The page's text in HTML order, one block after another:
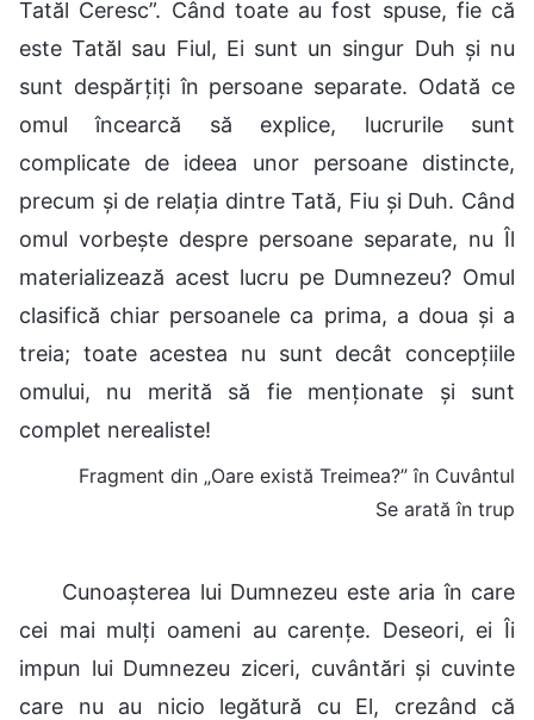
Tatăl Ceresc”. Când toate au fost spuse, fie că
este Tatăl sau Fiul, Ei sunt un singur Duh și nu
sunt despărțiți în persoane separate. Odată ce
omul încearcă să explice, lucrurile sunt
complicate de ideea unor persoane distincte,
precum și de relația dintre Tată, Fiu și Duh. Când
omul vorbește despre persoane separate, nu Îl
materializează acest lucru pe Dumnezeu? Omul
clasifică chiar persoanele ca prima, a doua și a
treia; toate acestea nu sunt decât concepțiile
omului, nu merită să fie menționate și sunt
complet nerealiste!
Fragment din „Oare există Treimea?” în Cuvântul
Se arată în trup
Cunoașterea lui Dumnezeu este aria în care
cei mai mulți oameni au carențe. Deseori, ei Îi
impun lui Dumnezeu ziceri, cuvântări și cuvinte
care nu au nicio legătură cu El, crezând că